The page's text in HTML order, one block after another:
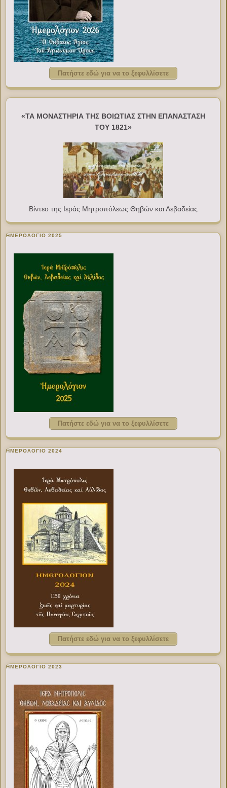
Πατήστε εδώ για να το ξεφυλλίσετε
«ΤΑ ΜΟΝΑΣΤΗΡΙΑ ΤΗΣ ΒΟΙΩΤΙΑΣ ΣΤΗΝ ΕΠΑΝΑΣΤΑΣΗ
ΤΟΥ 1821»
Βίντεο της Ιεράς Μητροπόλεως Θηβών και Λεβαδείας
ΗΜΕΡΟΛΟΓΙΟ 2025
Πατήστε εδώ για να το ξεφυλλίσετε
ΗΜΕΡΟΛΟΓΙΟ 2024
Πατήστε εδώ για να το ξεφυλλίσετε
ΗΜΕΡΟΛΟΓΙΟ 2023